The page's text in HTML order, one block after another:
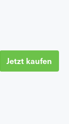
Jetzt kaufen